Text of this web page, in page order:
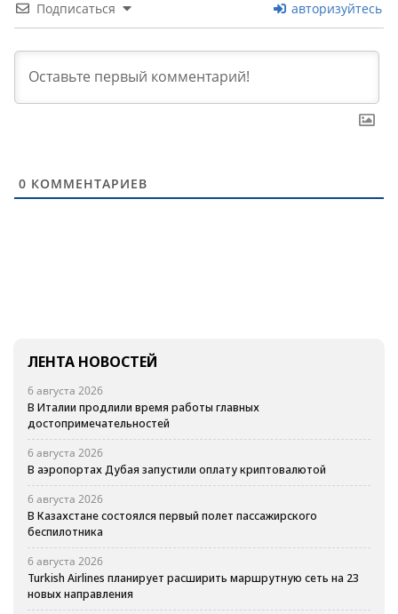
Подписаться авторизуйтесь
0 КОММЕНТАРИЕВ
ЛЕНТА НОВОСТЕЙ
6 августа 2026
В Италии продлили время работы главных
достопримечательностей
6 августа 2026
В аэропортах Дубая запустили оплату криптовалютой
6 августа 2026
В Казахстане состоялся первый полет пассажирского
беспилотника
6 августа 2026
Turkish Airlines планирует расширить маршрутную сеть на 23
новых направления